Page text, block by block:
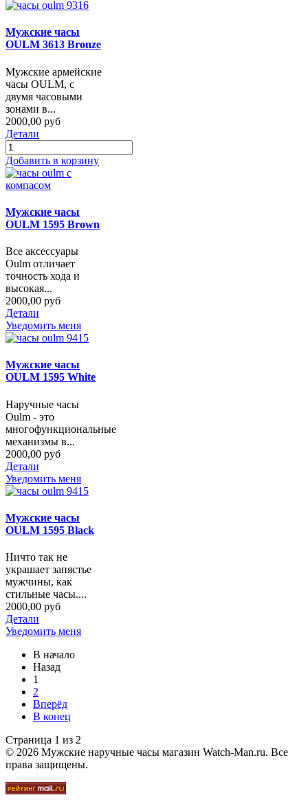
Мужские часы
OULM 3613 Bronze
Мужские армейские
часы OULM, с
двумя часовыми
зонами в...
2000,00 руб
Детали
Добавить в корзину
Мужские часы
OULM 1595 Brown
Все аксессуары
Oulm отличает
точность хода и
высокая...
2000,00 руб
Детали
Уведомить меня
Мужские часы
OULM 1595 White
Наручные часы
Oulm - это
многофункциональные
механизмы в...
2000,00 руб
Детали
Уведомить меня
Мужские часы
OULM 1595 Black
Ничто так не
украшает запястье
мужчины, как
стильные часы....
2000,00 руб
Детали
Уведомить меня
В начало
Назад
1
2
Вперёд
В конец
Страница 1 из 2
© 2026 Мужские наручные часы магазин Watch-Man.ru. Все
права защищены.